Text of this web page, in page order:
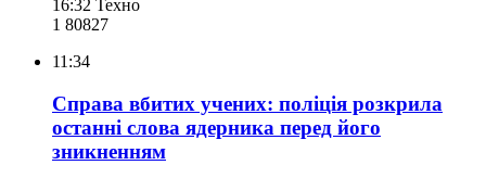
16:32 Техно
1 80827
11:34
Справа вбитих учених: поліція розкрила
останні слова ядерника перед його
зникненням